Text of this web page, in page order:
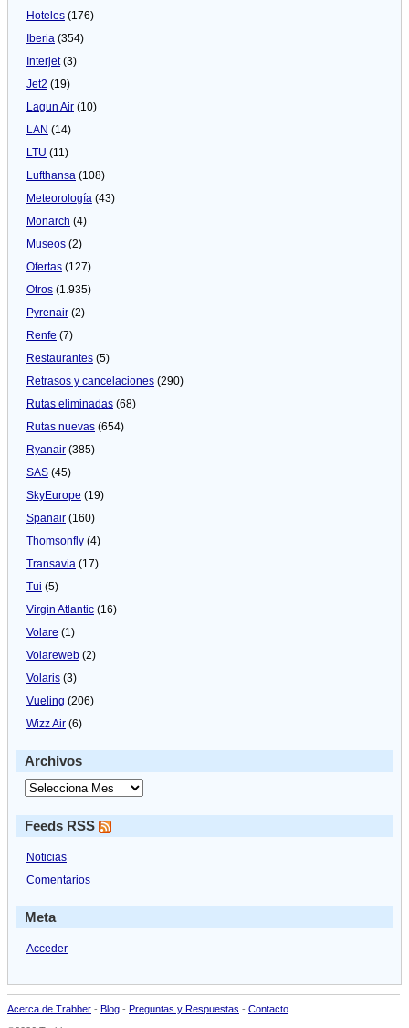
Hoteles (176)
Iberia (354)
Interjet(3)
Jet2 (19)
Lagun Air (10)
LAN (14)
LTU (11)
Lufthansa (108)
Meteorologí­a (43)
Monarch (4)
Museos (2)
Ofertas (127)
Otros (1.935)
Pyrenair (2)
Renfe (7)
Restaurantes (5)
Retrasos y cancelaciones (290)
Rutas eliminadas (68)
Rutas nuevas (654)
Ryanair (385)
SAS (45)
SkyEurope (19)
Spanair (160)
Thomsonfly (4)
Transavia (17)
Tui (5)
Virgin Atlantic (16)
Volare (1)
Volareweb (2)
Volaris (3)
Vueling (206)
Wizz Air (6)
Archivos
Feeds RSS
Noticias
Comentarios
Meta
Acceder
Acerca de Trabber - Blog - Preguntas y Respuestas - Contacto